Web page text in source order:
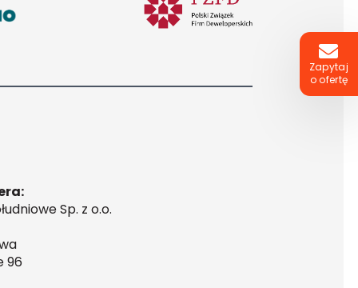
Zapytaj
o ofertę
Sp. z o.o.
96